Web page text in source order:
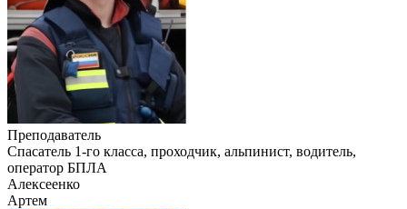
Преподаватель
Cпасатель 1-го класса, проходчик, альпинист, водитель,
оператор БПЛА
Алексеенко
Артем